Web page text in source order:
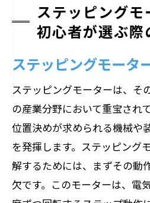
ステッピングモ
初心者が選ぶ際
ステッピングモータ
ステッピングモーターは、そ
の産業分野において重宝され
位置決めが求められる機械や
を発揮します。ステッピング
解するためには、まずその動
欠です。このモーターは、電